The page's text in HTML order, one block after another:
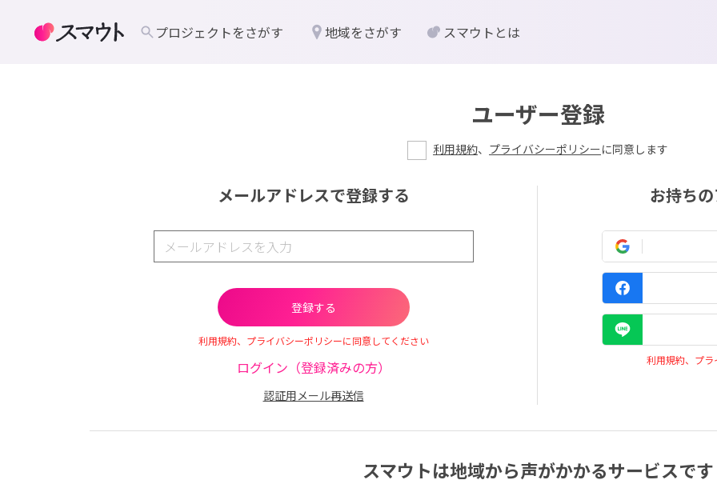
ユーザー登録
利用規約、 プライバシーポリシーに同意します
メールアドレスで登録する
利用規約、プライバシーポリシーに同意してください
ログイン（登録済みの方）
認証用メール再送信
お持ち
利用規約、プ
スマウトは地域から声がかかるサービスです
プロジェクトをさがす 地域をさがす スマウトとは